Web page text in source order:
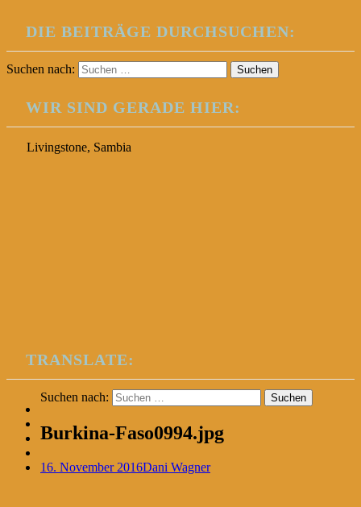
DIE BEITRÄGE DURCHSUCHEN:
Suchen nach:
WIR SIND GERADE HIER:
Livingstone, Sambia
TRANSLATE:
Suchen nach:
Burkina-Faso0994.jpg
16. November 2016Dani Wagner